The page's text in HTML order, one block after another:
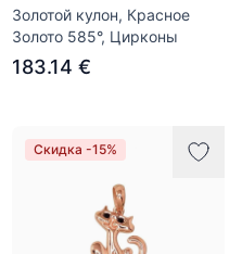
Золотой кулон, Красное
Золото 585°, Цирконы
183.14 €
Скидка -15%